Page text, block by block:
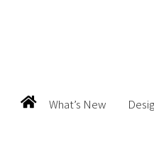
What’s New